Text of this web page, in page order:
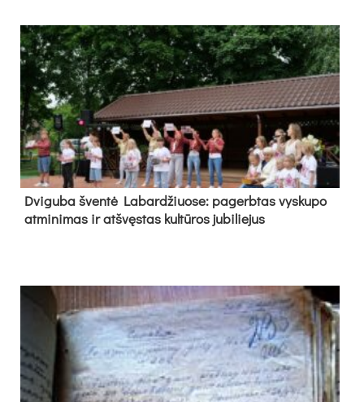
Dvi­gu­ba šven­tė La­bar­džiuo­se: pa­gerb­tas vys­ku­po
at­mi­ni­mas ir at­švęs­tas kul­tū­ros ju­bi­lie­jus